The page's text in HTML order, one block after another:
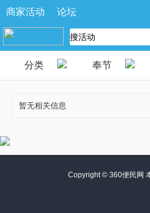
商家活动 论坛
分类 奉节
暂无相关信息
Copyright © 360便民网